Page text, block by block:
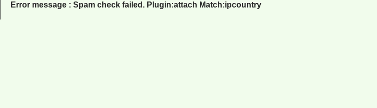
Error message : Spam check failed. Plugin:attach Match:ipcountry